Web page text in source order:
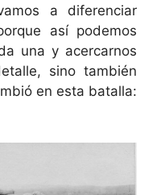
a diferenciar
así podemos
una y acercarnos
sino también
en esta batalla: